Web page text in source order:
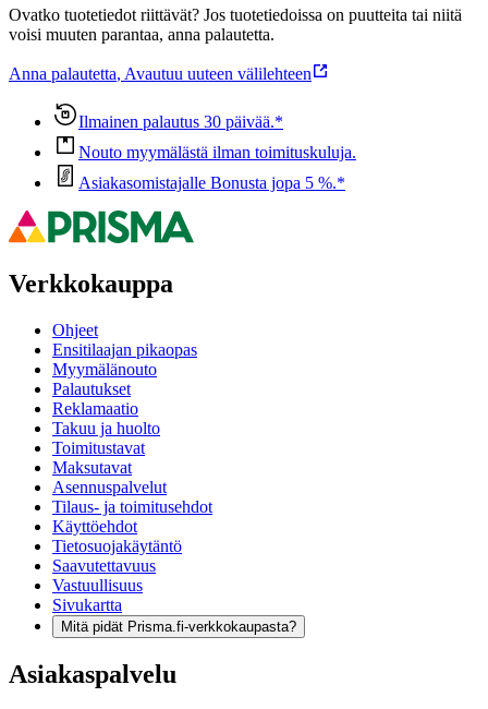
Ovatko tuotetiedot riittävät? Jos tuotetiedoissa on puutteita tai niitä
voisi muuten parantaa, anna palautetta.
Anna palautetta, Avautuu uuteen välilehteen
Ilmainen palautus 30 päivää.*
Nouto myymälästä ilman toimituskuluja.
Asiakasomistajalle Bonusta jopa 5 %.*
Verkkokauppa
Ohjeet
Ensitilaajan pikaopas
Myymälänouto
Palautukset
Reklamaatio
Takuu ja huolto
Toimitustavat
Maksutavat
Asennuspalvelut
Tilaus- ja toimitusehdot
Käyttöehdot
Tietosuojakäytäntö
Saavutettavuus
Vastuullisuus
Sivukartta
Mitä pidät Prisma.fi-verkkokaupasta?
Asiakaspalvelu